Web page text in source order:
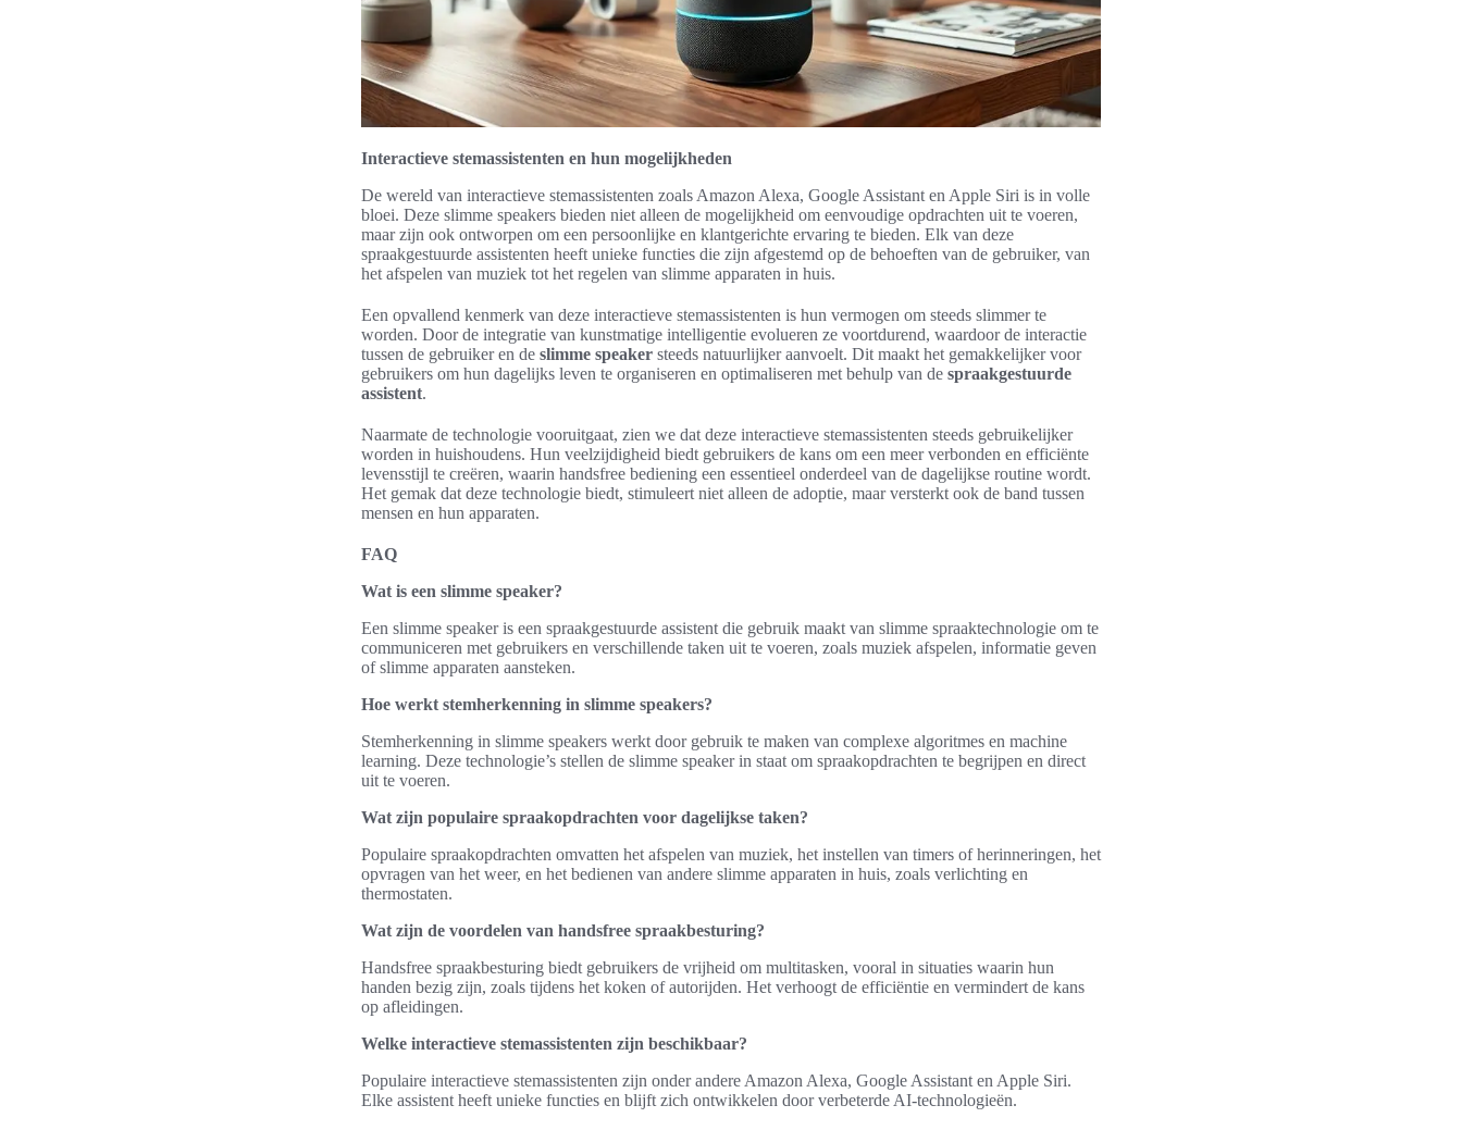
Interactieve stemassistenten en hun mogelijkheden
De wereld van interactieve stemassistenten zoals Amazon Alexa, Google Assistant en Apple Siri is in volle
bloei. Deze slimme speakers bieden niet alleen de mogelijkheid om eenvoudige opdrachten uit te voeren,
maar zijn ook ontworpen om een persoonlijke en klantgerichte ervaring te bieden. Elk van deze
spraakgestuurde assistenten heeft unieke functies die zijn afgestemd op de behoeften van de gebruiker, van
het afspelen van muziek tot het regelen van slimme apparaten in huis.
Een opvallend kenmerk van deze interactieve stemassistenten is hun vermogen om steeds slimmer te
worden. Door de integratie van kunstmatige intelligentie evolueren ze voortdurend, waardoor de interactie
tussen de gebruiker en de slimme speaker steeds natuurlijker aanvoelt. Dit maakt het gemakkelijker voor
gebruikers om hun dagelijks leven te organiseren en optimaliseren met behulp van de spraakgestuurde
assistent.
Naarmate de technologie vooruitgaat, zien we dat deze interactieve stemassistenten steeds gebruikelijker
worden in huishoudens. Hun veelzijdigheid biedt gebruikers de kans om een meer verbonden en efficiënte
levensstijl te creëren, waarin handsfree bediening een essentieel onderdeel van de dagelijkse routine wordt.
Het gemak dat deze technologie biedt, stimuleert niet alleen de adoptie, maar versterkt ook de band tussen
mensen en hun apparaten.
FAQ
Wat is een slimme speaker?
Een slimme speaker is een spraakgestuurde assistent die gebruik maakt van slimme spraaktechnologie om te
communiceren met gebruikers en verschillende taken uit te voeren, zoals muziek afspelen, informatie geven
of slimme apparaten aansteken.
Hoe werkt stemherkenning in slimme speakers?
Stemherkenning in slimme speakers werkt door gebruik te maken van complexe algoritmes en machine
learning. Deze technologie’s stellen de slimme speaker in staat om spraakopdrachten te begrijpen en direct
uit te voeren.
Wat zijn populaire spraakopdrachten voor dagelijkse taken?
Populaire spraakopdrachten omvatten het afspelen van muziek, het instellen van timers of herinneringen, het
opvragen van het weer, en het bedienen van andere slimme apparaten in huis, zoals verlichting en
thermostaten.
Wat zijn de voordelen van handsfree spraakbesturing?
Handsfree spraakbesturing biedt gebruikers de vrijheid om multitasken, vooral in situaties waarin hun
handen bezig zijn, zoals tijdens het koken of autorijden. Het verhoogt de efficiëntie en vermindert de kans
op afleidingen.
Welke interactieve stemassistenten zijn beschikbaar?
Populaire interactieve stemassistenten zijn onder andere Amazon Alexa, Google Assistant en Apple Siri.
Elke assistent heeft unieke functies en blijft zich ontwikkelen door verbeterde AI-technologieën.